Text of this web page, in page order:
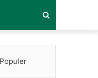
Pencarian
Populer